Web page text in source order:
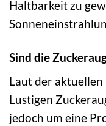
Haltbarkeit zu
Sind die
Laut der aktuellen
Lustigen
jedoch um eine